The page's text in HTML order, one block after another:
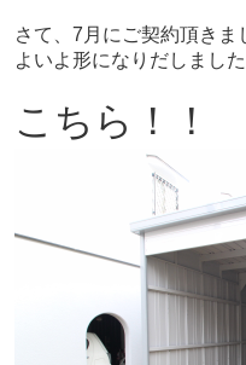
さて、7月にご契約頂き
よいよ形になりだしました
こちら！！